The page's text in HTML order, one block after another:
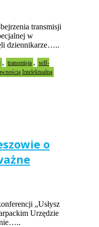
transmisji
w
dziennikarze…..
, transmisja , self-
Intelektualną
o
„Usłysz
Urzędzie